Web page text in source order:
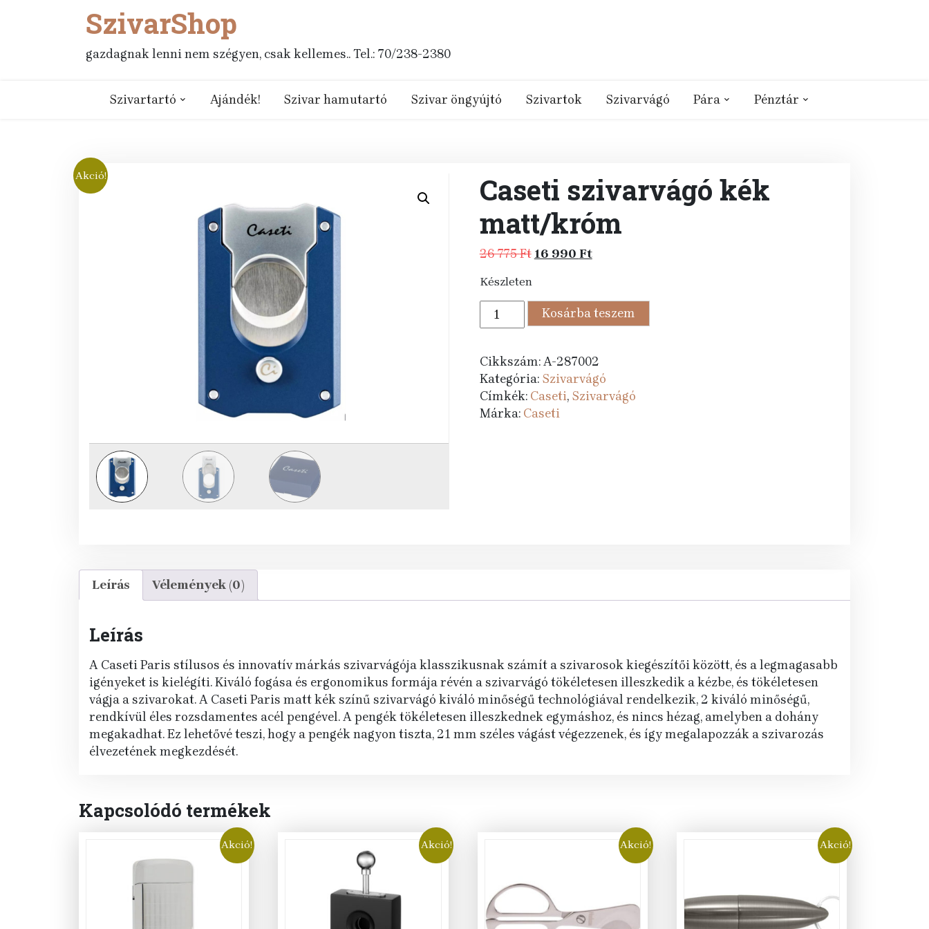
SzivarShop
gazdagnak lenni nem szégyen, csak kellemes.. Tel.: 70/238-2380
Szivartartó Ajándék! Szivar hamutartó Szivar öngyújtó Szivartok Szivarvágó Pára Pénztár
Akció!
Caseti szivarvágó kék
matt/króm
26 775Ft Original
26
775 Ft.
16 990 FtCurrent
16
990 Ft.
Készleten
Caseti
szivarvágó
matt/króm
mennyiség
Kosárba teszem
Cikkszám:A-287002
Kategória: Szivarvágó
Címkék: Caseti, Szivarvágó
Márka: Caseti
Leírás Vélemények (0)
Leírás
A Caseti Paris stílusos és innovatív márkás szivarvágója klasszikusnak számít a szivarosok kiegészítői között, és a legmagasabb
igényeket is kielégíti. Kiváló fogása és ergonomikus formája révén a szivarvágó tökéletesen illeszkedik a kézbe, és tökéletesen
vágja a szivarokat. A Caseti Paris matt kék színű szivarvágó kiváló minőségű technológiával rendelkezik, 2 kiváló minőségű,
rendkívül éles rozsdamentes acél pengével. A pengék tökéletesen illeszkednek egymáshoz, és nincs hézag, amelyben a dohány
megakadhat. Ez lehetővé teszi, hogy a pengék nagyon tiszta, 21 mm széles vágást végezzenek, és így megalapozzák a szivarozás
élvezetének megkezdését.
Kapcsolódó termékek
Akció! Akció! Akció! Akció!